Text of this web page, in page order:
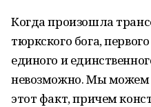
Когда произошла
тюркского бога,
единого и
невозможно. Мы можем
этот факт, причем